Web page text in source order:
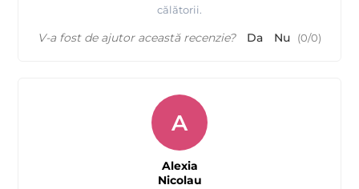
călătorii.
V-a fost de ajutor această recenzie? Da Nu (0/0)
A
Alexia
Nicolau